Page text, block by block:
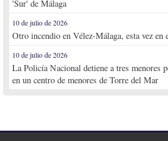
'Sur' de Málaga
10 de julio de 2026
Otro incendio en Vélez-Málaga, esta vez en
10 de julio de 2026
La Policía Nacional detiene a tres menores
en un centro de menores de Torre del Mar